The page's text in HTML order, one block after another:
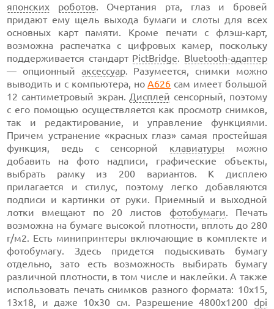
японских
роботов. Очертания рта, глаз и бровей
придают ему щель выхода бумаги и слоты для всех
основных карт памяти. Кроме печати с флэш-карт,
возможна распечатка с цифровых камер, поскольку
поддерживается стандарт PictBridge. Bluetooth-адаптер
— опционный аксессуар. Разумеется, снимки можно
выводить и с компьютера, ноA626 сам имеет большой
12 сантиметровый экран. Дисплей сенсорный, поэтому
с его помощью осуществляется как просмотр снимков,
так и редактирование, и управление функциями.
Причем устранение «красных глаз» самая простейшая
функция, ведь с сенсорной клавиатуры можно
добавить на фото надписи, графические объекты,
выбрать рамку из 200 вариантов. К дисплею
прилагается и стилус, поэтому легко добавляются
подписи и картинки от руки. Приемный и выходной
лотки вмещают по 20 листов фотобумаги. Печать
возможна на бумаге высокой плотности, вплоть до 280
г/м2. Есть минипринтеры включающие в комплекте и
фотобумагу. Здесь придется подыскивать бумагу
отдельно, зато есть возможность выбирать бумагу
различной плотности, в том числе и наклейки. А также
использовать печать снимков разного формата: 10х15,
13х18, и даже 10х30 см. Разрешение 4800x1200 dpi